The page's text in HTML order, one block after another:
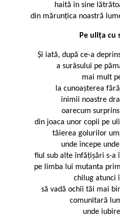
haită în sine
din mărunțica noastră
Pe ulița cu
Și iată, după ce-a
a surâsului pe
mai mult
la cunoașterea
inimii noastre
oarecum
din joaca unor copii pe
tăierea golurilor
unde începe
fiul sub alte înfățișări s-a
pe limba lui mutanta
chilug atunci
să vadă ochii tăi mai
comunitară
unde